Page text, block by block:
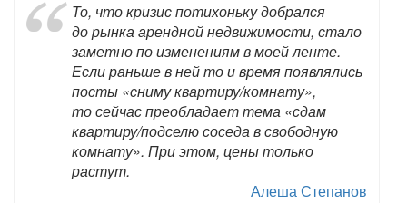
То, что кризис потихоньку добрался
до рынка арендной недвижимости, стало
заметно по изменениям в моей ленте.
Если раньше в ней то и время появлялись
посты «сниму квартиру/комнату»,
то сейчас преобладает тема «сдам
квартиру/подселю соседа в свободную
комнату». При этом, цены только
растут.
Алеша Степанов